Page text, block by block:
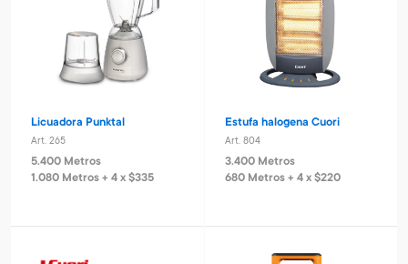
Licuadora Punktal
Art. 265
5.400 Metros
1.080 Metros + 4 x $335
Estufa halogena Cuori
Art. 804
3.400 Metros
680 Metros + 4 x $220